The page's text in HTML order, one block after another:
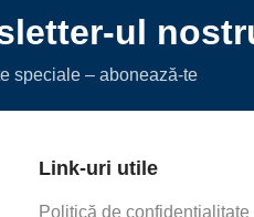
ul
speciale – abonează-te
Link-uri utile
Politică de confidențialitate